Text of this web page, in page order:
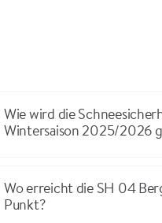
Wie wird die
Wintersaison 2025/2026
Wo erreicht die SH 04
Punkt?